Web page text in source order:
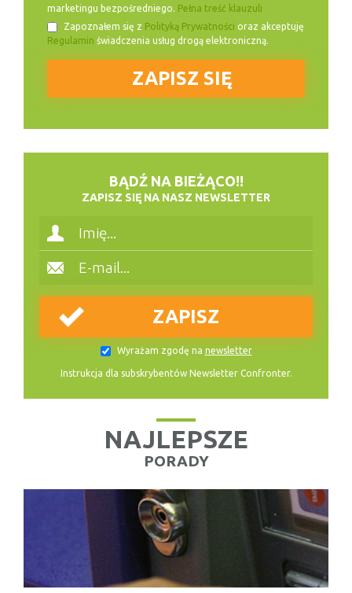
marketingu bezpośredniego. Pełna treść klauzuli
Zapoznałem się z Polityką Prywatności oraz akceptuję
Regulamin świadczenia usług drogą elektroniczną.
BĄDŹ NA BIEŻĄCO!!
ZAPISZ SIĘ NA NASZ NEWSLETTER
Wyrażam zgodę na newsletter
Instrukcja dla subskrybentów Newsletter Confronter.
NAJLEPSZE
PORADY